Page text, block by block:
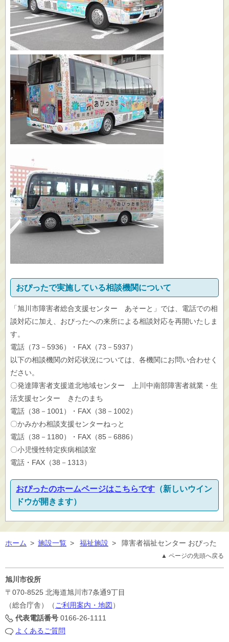
おぴったで実施している相談機関について
「旭川市障害者総合支援センター あそーと」では、電話での相
談対応に加え、おぴったへの来所による相談対応を再開いたしま
す。
電話（73－5936）・FAX（73－5937）
以下の相談機関の対応状況については、各機関にお問い合わせく
ださい。
〇発達障害者支援道北地域センター 上川中南部障害者就業・生
活支援センター きたのまち
電話（38－1001）・FAX（38－1002）
〇かみかわ相談支援センターねっと
電話（38－1180）・FAX（85－6886）
〇小児慢性特定疾病相談室
電話・FAX（38－1313）
おぴったのホームページはこちらです （新しいウイン
ドウが開きます）
ホーム > 施設一覧 > 福祉施設 > 障害者福祉センター おぴった
▲ ページの先頭へ戻る
旭川市役所
〒070-8525 北海道旭川市7条通9丁目
（総合庁舎）（ ご利用案内・地図 ）
代表電話番号 0166-26-1111
よくあるご質問